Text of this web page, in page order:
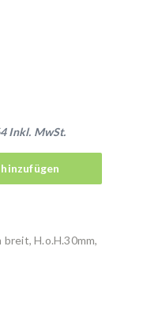
Inkl. MwSt.
breit, H.o.H.30mm,